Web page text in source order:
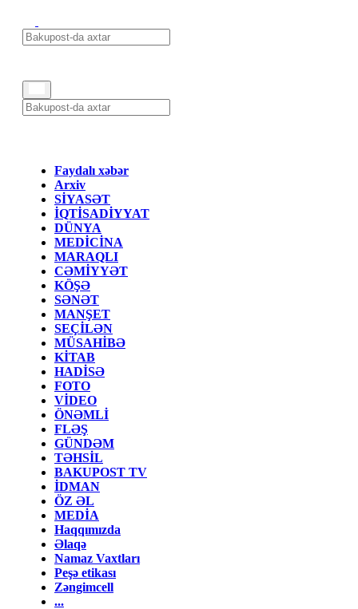
Faydalı xəbər
Arxiv
SİYASƏT
İQTİSADİYYAT
DÜNYA
MEDİCİNA
MARAQLI
CƏMİYYƏT
KÖŞƏ
SƏNƏT
MANŞET
SEÇİLƏN
MÜSAHİBƏ
KİTAB
HADİSƏ
FOTO
VİDEO
ÖNƏMLİ
FLƏŞ
GÜNDƏM
TƏHSİL
BAKUPOST TV
İDMAN
ÖZ ƏL
MEDİA
Haqqımızda
Əlaqə
Namaz Vaxtları
Peşə etikası
Zəngimcell
...